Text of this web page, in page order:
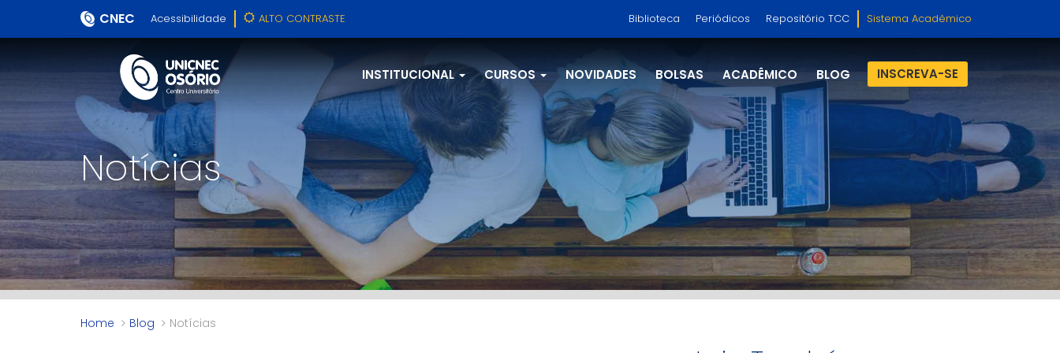
CNEC Acessibilidade ALTO CONTRASTE Biblioteca Periódicos Repositório TCC Sistema Acadêmico
INSTITUCIONAL CURSOS NOVIDADES BOLSAS ACADÊMICO BLOG INSCREVA-SE
Notícias
Home Blog Notícias